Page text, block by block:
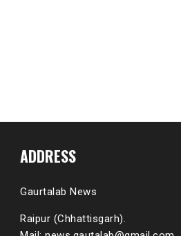
ADDRESS
Gaurtalab News
Raipur (Chhattisgarh).